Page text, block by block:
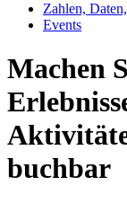
Zahlen,
Events
Machen
buchbar